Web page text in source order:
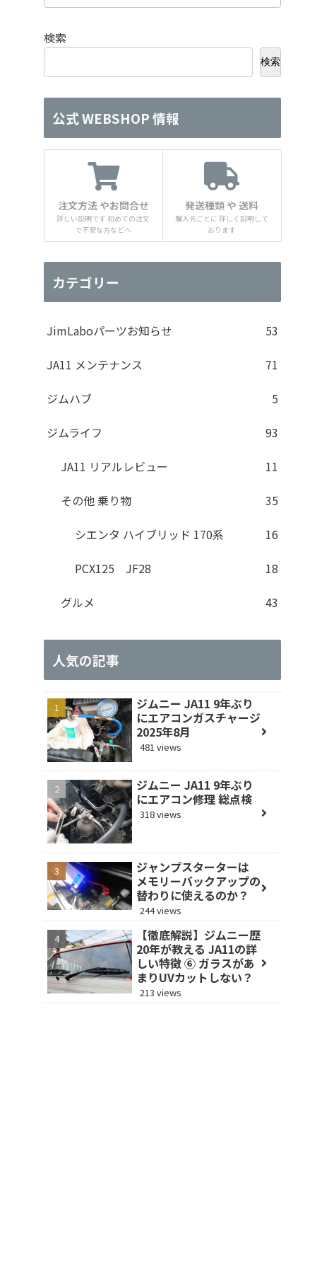
検索
検索
公式 WEBSHOP 情報
注文方法 やお問合せ
詳しい説明です 初めての注文
で不安な方などへ
発送種類 や 送料
購入先ごとに 詳しく説明して
おります
カテゴリー
JimLaboパーツお知らせ
53
JA11 メンテナンス
71
ジムハブ
5
ジムライフ
93
JA11 リアルレビュー
11
その他 乗り物
35
シエンタ ハイブリッド 170系
16
PCX125 JF28
18
グルメ
43
人気の記事
ジムニー JA11 9年ぶり
にエアコンガスチャージ
2025年8月
481 views
ジムニー JA11 9年ぶり
にエアコン修理 総点検
318 views
ジャンプスターターは
メモリーバックアップの
替わりに使えるのか？
244 views
【徹底解説】ジムニー歴
20年が教える JA11の詳
しい特徴 ⑥ ガラスがあ
まりUVカットしない？
213 views